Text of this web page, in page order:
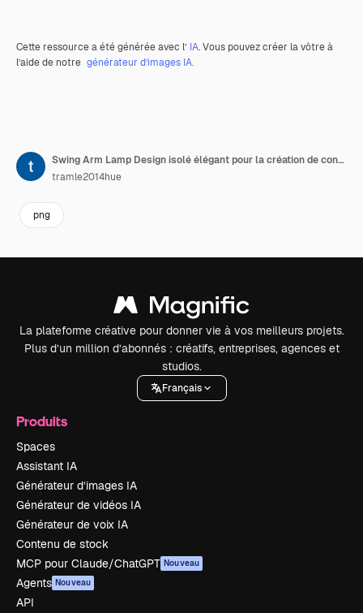
Cette ressource a été générée avec l’ IA. Vous pouvez créer la vôtre à
l’aide de notre générateur d’images IA.
Swing Arm Lamp Design isolé élégant pour la création de contenu de podcasting et la décoration de la pièce
tramle2014hue
png
La plateforme créative pour donner vie à vos meilleurs projets.
Plus d’un million d’abonnés : créatifs, entreprises, agences et
studios.
Français
Produits
Spaces
Assistant IA
Générateur d’images IA
Générateur de vidéos IA
Générateur de voix IA
Contenu de stock
MCP pour Claude/ChatGPT Nouveau
Agents Nouveau
API